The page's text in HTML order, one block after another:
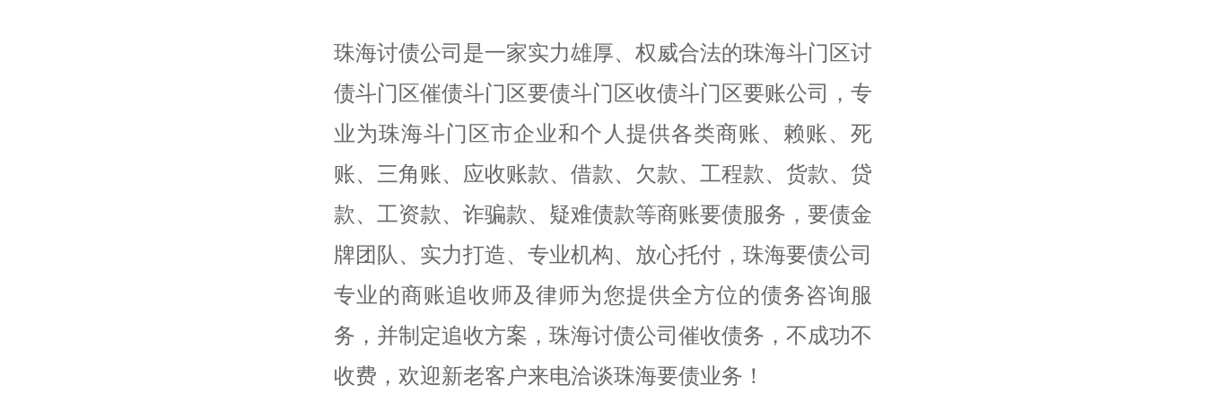
珠海讨债公司是一家实力雄厚、权威合法的珠海斗门区讨
债斗门区催债斗门区要债斗门区收债斗门区要账公司，专
业为珠海斗门区市企业和个人提供各类商账、赖账、死
账、三角账、应收账款、借款、欠款、工程款、货款、贷
款、工资款、诈骗款、疑难债款等商账要债服务，要债金
牌团队、实力打造、专业机构、放心托付，珠海要债公司
专业的商账追收师及律师为您提供全方位的债务咨询服
务，并制定追收方案，珠海讨债公司催收债务，不成功不
收费，欢迎新老客户来电洽谈珠海要债业务！